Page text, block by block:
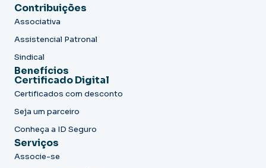
Contribuições
Associativa
Assistencial Patronal
Sindical
Benefícios
Certificado Digital
Certificados com desconto
Seja um parceiro
Conheça a ID Seguro
Serviços
Associe-se